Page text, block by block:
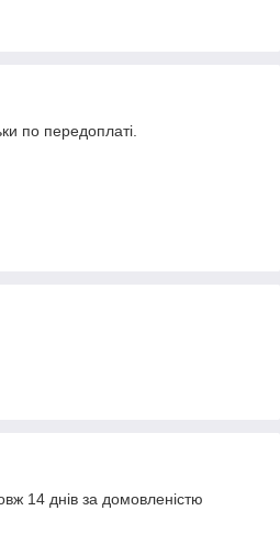
по передоплаті.
14 днів за домовленістю